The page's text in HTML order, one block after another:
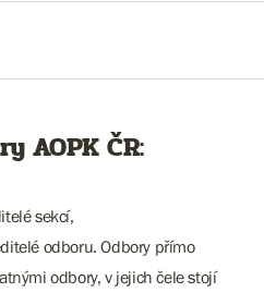
AOPK ČR:
sekcí,
odboru. Odbory přímo
odbory, v jejich čele stojí